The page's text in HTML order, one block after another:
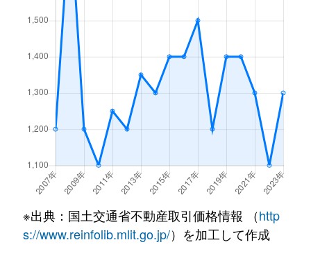
※出典：国土交通省不動産取引価格情報 （http
s://www.reinfolib.mlit.go.jp/）を加工して作成